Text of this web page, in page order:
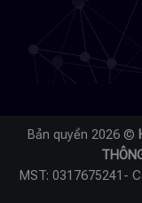
Bản quyền 2026 ©
MST: 0317675241-